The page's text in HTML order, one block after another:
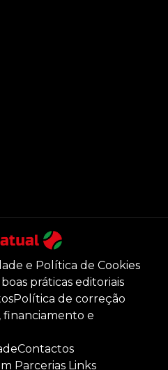
e Política de Cookies
práticas editoriais
Política de correção
financiamento e
Contactos
Parcerias Links